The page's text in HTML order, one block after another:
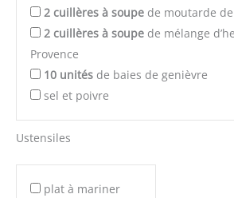
2 cuillères à soupe de moutarde
2 cuillères à soupe de mélange
Provence
10 unités de baies de genièvre
sel et poivre
Ustensiles
plat à mariner